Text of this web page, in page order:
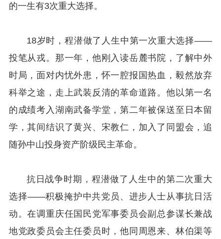
的一生有3次重大选择。
18岁时，程潜做了人生中第一次重大选择——
投笔从戎。那一年，他刚入读岳麓书院，了解中外
时局，面对内忧外患，怀一腔报国热血，毅然放弃
科举之途，走上武装反清的革命道路。他以第一名
的成绩考入湖南武备学堂，第二年被保送至日本留
学，其间结识了黄兴、宋教仁，加入了同盟会，追
随孙中山投身资产阶级民主革命。
抗日战争时期，程潜做了人生中的第二次重大
选择——积极掩护中共党员、进步人士从事抗日活
动。在调重庆任国民党军事委员会副总参谋长兼战
地党政委员会主任委员时，他同周恩来、林伯渠等